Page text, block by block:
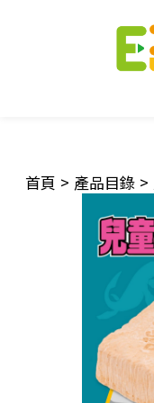
首頁 > 產品目錄 >